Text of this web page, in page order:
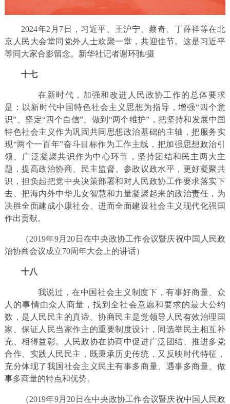
2024年2月7日，习近平、王沪宁、蔡奇、丁薛祥等在北
京人民大会堂同党外人士欢聚一堂，共迎佳节。这是习近平
等同大家合影留念。新华社记者谢环驰/摄
十七
在新时代，加强和改进人民政协工作的总体要求
是：以新时代中国特色社会主义思想为指导，增强“四个意
识”、坚定“四个自信”、做到“两个维护”，把坚持和发展中国
特色社会主义作为巩固共同思想政治基础的主轴，把服务实
现“两个一百年”奋斗目标作为工作主线，把加强思想政治引
领、广泛凝聚共识作为中心环节，坚持团结和民主两大主
题，提高政治协商、民主监督、参政议政水平，更好凝聚共
识，担负起把党中央决策部署和对人民政协工作要求落实下
去、把海内外中华儿女智慧和力量凝聚起来的政治责任，为
决胜全面建成小康社会、进而全面建设社会主义现代化强国
作出贡献。
（2019年9月20日在中央政协工作会议暨庆祝中国人民政
治协商会议成立70周年大会上的讲话）
十八
我说过，在中国社会主义制度下，有事好商量、众
人的事情由众人商量，找到全社会意愿和要求的最大公约
数，是人民民主的真谛。协商民主是党领导人民有效治理国
家、保证人民当家作主的重要制度设计，同选举民主相互补
充、相得益彰。人民政协在协商中促进广泛团结、推进多党
合作、实践人民民主，既秉承历史传统，又反映时代特征，
充分体现了我国社会主义民主有事多商量、遇事多商量、做
事多商量的特点和优势。
（2019年9月20日在中央政协工作会议暨庆祝中国人民政